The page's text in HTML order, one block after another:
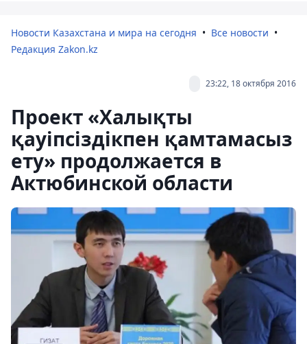
Новости Казахстана и мира на сегодня
Все новости
Редакция Zakon.kz
23:22, 18 октября 2016
Проект «Халықты
қауіпсіздікпен қамтамасыз
ету» продолжается в
Актюбинской области